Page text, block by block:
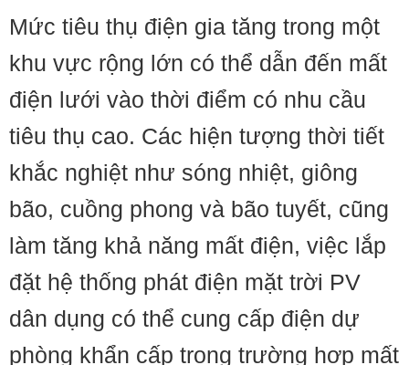
Mức tiêu thụ điện gia tăng trong một
khu vực rộng lớn có thể dẫn đến mất
điện lưới vào thời điểm có nhu cầu
tiêu thụ cao. Các hiện tượng thời tiết
khắc nghiệt như sóng nhiệt, giông
bão, cuồng phong và bão tuyết, cũng
làm tăng khả năng mất điện, việc lắp
đặt hệ thống phát điện mặt trời PV
dân dụng có thể cung cấp điện dự
phòng khẩn cấp trong trường hợp mất